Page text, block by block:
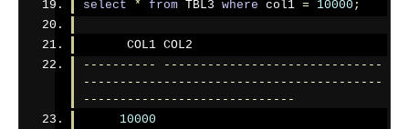
select
* from TBL3 where col1 = 10000 ;
      COL1 COL2
----------
------------------------------
-----------------------------------------
-----------------------------
10000